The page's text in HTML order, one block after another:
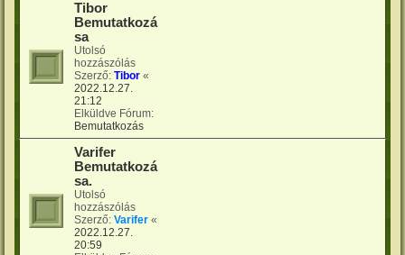
Tibor
Bemutatkozá
sa
Utolsó
hozzászólás
Szerző: Tibor «
2022.12.27.
21:12
Elküldve Fórum:
Bemutatkozás
Varifer
Bemutatkozá
sa.
Utolsó
hozzászólás
Szerző: Varifer «
2022.12.27.
20:59